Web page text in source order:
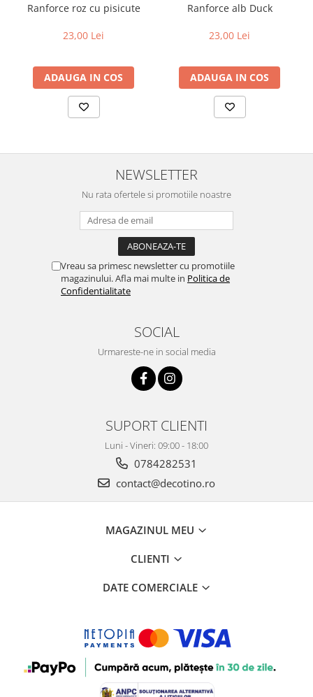
Ranforce roz cu pisicute
23,00 Lei
ADAUGA IN COS
Ranforce alb Duck
23,00 Lei
ADAUGA IN COS
NEWSLETTER
Nu rata ofertele si promotiile noastre
Vreau sa primesc newsletter cu promotiile
magazinului. Afla mai multe in Politica de
Confidentialitate
SOCIAL
Urmareste-ne in social media
SUPORT CLIENTI
Luni - Vineri: 09:00 - 18:00
0784282531
contact@decotino.ro
MAGAZINUL MEU
CLIENTI
DATE COMERCIALE